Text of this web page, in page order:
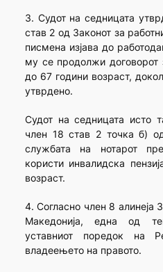
3. Судот на седницата
став 2 од Законот за
писмена изјава до
му се продолжи договорот
до 67 години возраст,
утврдено.
Судот на седницата исто
член 18 став 2 точка б) од
службата на нотарот
користи инвалидска
возраст.
4. Согласно член 8 алинеја
Македонија, една од
уставниот поредок на
владеењето на правото.